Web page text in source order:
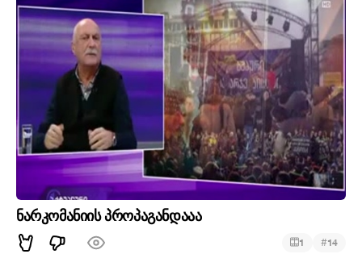
ნარკომანიის პროპაგანდააა
1 #14